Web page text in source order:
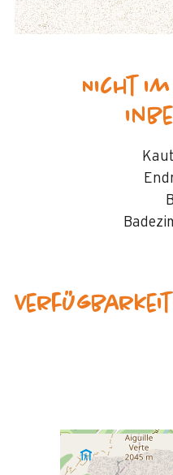
Nicht
Verfügbarkeit